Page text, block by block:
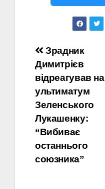
Навігація
записів
Зрадник
Димитрієв
відреагував на
ультиматум
Зеленського
Лукашенку:
“Вибиває
останнього
союзника”